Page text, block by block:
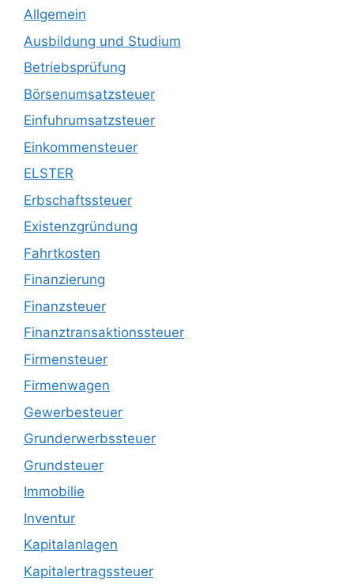
Allgemein
Ausbildung und Studium
Betriebsprüfung
Börsenumsatzsteuer
Einfuhrumsatzsteuer
Einkommensteuer
ELSTER
Erbschaftssteuer
Existenzgründung
Fahrtkosten
Finanzierung
Finanzsteuer
Finanztransaktionssteuer
Firmensteuer
Firmenwagen
Gewerbesteuer
Grunderwerbssteuer
Grundsteuer
Immobilie
Inventur
Kapitalanlagen
Kapitalertragssteuer